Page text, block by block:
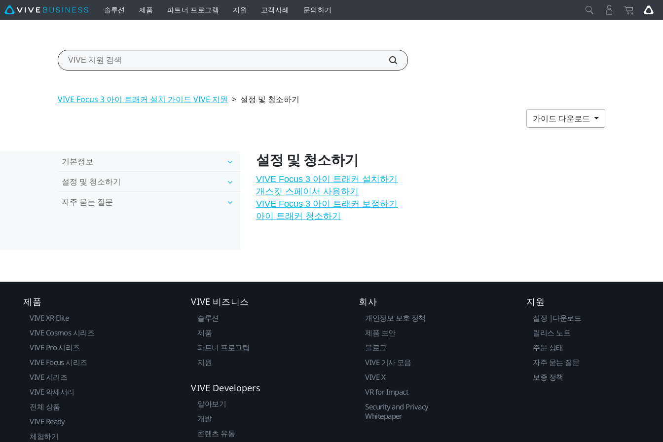
솔루션 제품 파트너 프로그램 지원 고객사례 문의하기
VIVE Focus 3 아이 트래커 설치 가이드 VIVE 지원 > 설정 및 청소하기
가이드 다운로드
기본정보
설정 및 청소하기
자주 묻는 질문
설정 및 청소하기
VIVE Focus 3 아이 트래커 설치하기
개스킷 스페이서 사용하기
VIVE Focus 3 아이 트래커 보정하기
아이 트래커 청소하기
제품
VIVE XR Elite
VIVE Cosmos 시리즈
VIVE Pro 시리즈
VIVE Focus 시리즈
VIVE 시리즈
VIVE 악세서리
전체 상품
VIVE Ready
체험하기
VIVE 비즈니스
솔루션
제품
파트너 프로그램
지원
VIVE Developers
알아보기
개발
콘텐츠 유통
회사
개인정보 보호 정책
제품 보안
블로그
VIVE 기사 모음
VIVE X
VR for Impact
Security and Privacy
Whitepaper
지원
설정 |다운로드
릴리스 노트
주문 상태
자주 묻는 질문
보증 정책